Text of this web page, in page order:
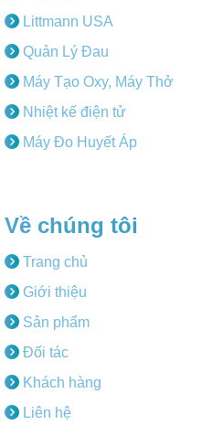
Littmann USA
Quản Lý Đau
Máy Tạo Oxy, Máy Thở
Nhiệt kế điện tử
Máy Đo Huyết Áp
Về chúng tôi
Trang chủ
Giới thiệu
Sản phẩm
Đối tác
Khách hàng
Liên hệ